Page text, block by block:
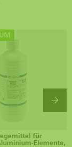
für
Elemente,